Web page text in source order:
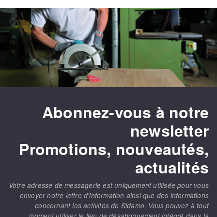
Ponceuses
Tours à métaux
Tables
Fraises scies
Rubans
Fraise HSS
Forets métaux
Abonnez-vous à notre
newsletter
Promotions, nouveautés,
actualités
Votre adresse de messagerie est uniquement utilisée pour vous
envoyer notre lettre d’information ainsi que des informations
concernant les activités de Sidamo. Vous pouvez à tout